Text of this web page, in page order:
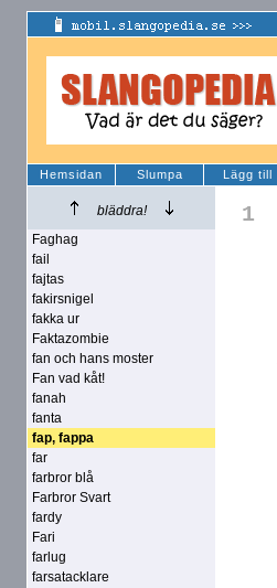
Hemsidan Slumpa Lägg till
bläddra!
Faghag
fail
fajtas
fakirsnigel
fakka ur
Faktazombie
fan och hans moster
Fan vad kåt!
fanah
fanta
fap, fappa
far
farbror blå
Farbror Svart
fardy
Fari
farlug
farsatacklare
1